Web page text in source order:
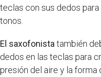
teclas con sus dedos
tonos.
El saxofonista también
dedos en las teclas para
presión del aire y la forma